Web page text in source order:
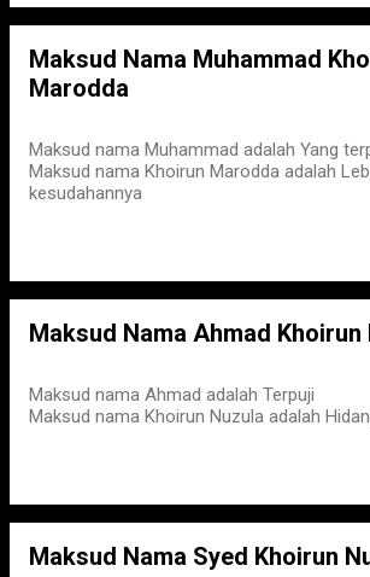
Maksud Nama Muhammad
Marodda
Maksud nama Muhammad adalah Yang
Maksud nama Khoirun Marodda adalah
kesudahannya
Maksud Nama Ahmad Khoirun
Maksud nama Ahmad adalah Terpuji
Maksud nama Khoirun Nuzula adalah
Maksud Nama Syed Khoirun